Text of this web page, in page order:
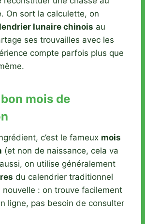
On sort la calculette, on
lunaire chinois au
ses trouvailles avec les
compte parfois plus que
mois de
c’est le fameux mois
(et non de naissance, cela va
on utilise généralement
du calendrier traditionnel
nouvelle : on trouve facilement
ligne, pas besoin de consulter